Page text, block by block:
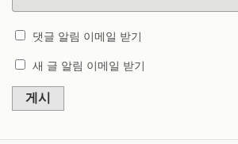
댓글 알림 이메일 받기
새 글 알림 이메일 받기
게시